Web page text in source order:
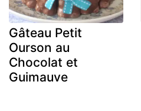
Gâteau Petit
Ourson au
Chocolat et
Guimauve